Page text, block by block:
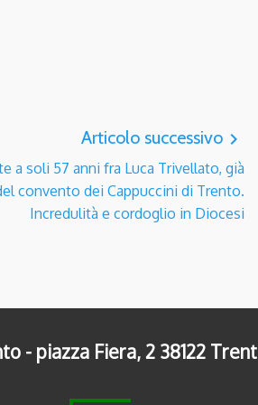
Articolo successivo navigate_next
a soli 57 anni fra Luca Trivellato, già
convento dei Cappuccini di Trento.
Incredulità e cordoglio in Diocesi
- piazza Fiera, 2 38122